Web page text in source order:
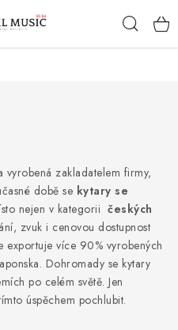
vyrobená zakladatelem firmy,
době se kytary se
nejen v kategorii českých
zvuk i cenovou dostupnost
více 90% vyrobených
Dohromady se kytary
po celém světě. Jen
úspěchem pochlubit.